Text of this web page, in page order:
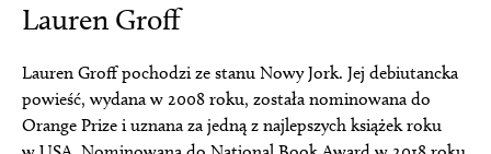
Lauren Groff
Lauren Groff pochodzi ze stanu Nowy Jork. Jej debiutancka
powieść, wydana w 2008 roku, została nominowana do
Orange Prize i uznana za jedną z najlepszych książek roku